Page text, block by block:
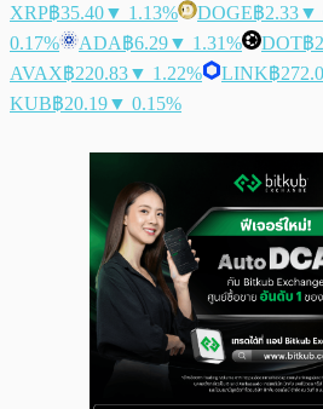
XRP฿35.40▼ 1.13% DOGE฿2.33▼
0.17%
ADA฿6.29▼ 1.31% DOT฿
AVAX฿220.83▼ 1.22% LINK฿
KUB฿20.19▼ 0.15%